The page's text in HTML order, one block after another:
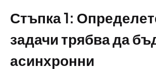
Стъпка 1:
задачи трябва да
асинхронни